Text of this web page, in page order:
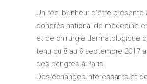
Un réel bonheur d’être présente
congrès national de médecine
et de chirurgie dermatologique
tenu du 8 au 9 septembre 2017
des congrès à Paris.
Des échanges intéressants et